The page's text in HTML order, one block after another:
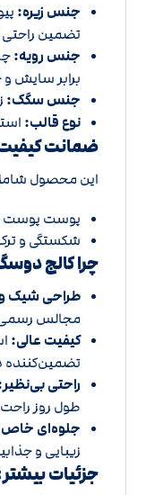
جنس زیره:
تضمین
جنس رویه:
برابر سایش
جنس سگک:
نوع قالب:
ضمانت
این محصول
پوست پوست
شکستگی و
چرا کالج
طراحی شیک
مجالس
کیفیت عالی:
تضمین‌کننده
راحتی
طول روز
جلوه‌ای
زیبایی و
جزئیات